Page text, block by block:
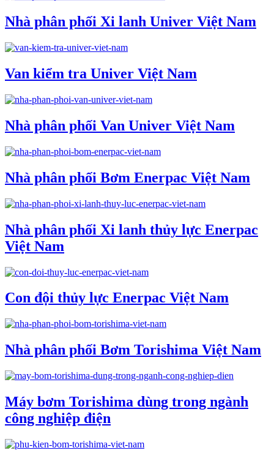
Nhà phân phối Xi lanh Univer Việt Nam
Van kiểm tra Univer Việt Nam
Nhà phân phối Van Univer Việt Nam
Nhà phân phối Bơm Enerpac Việt Nam
Nhà phân phối Xi lanh thủy lực Enerpac
Việt Nam
Con đội thủy lực Enerpac Việt Nam
Nhà phân phối Bơm Torishima Việt Nam
Máy bơm Torishima dùng trong ngành
công nghiệp điện